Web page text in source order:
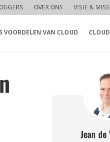
OVER ONS VISIE &
VOORDELEN VAN CLOUD
Jean